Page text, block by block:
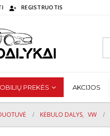
REGISTRUOTIS
PREKĖS AKCIJOS
KĖBULO DALYS, VW